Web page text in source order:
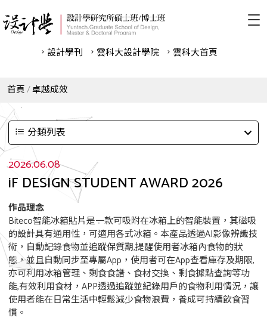
設計學刊 雲科⼤設計學院 雲科⼤首頁
首頁 卓越成效
分類列表
2026.06.08
iF DESIGN STUDENT AWARD 2026
作品理念
Biteco智能冰箱貼片是一款可吸附在冰箱上的智能裝置，其磁吸
的設計具有通用性，可適用各式冰箱。本產品透過AI影像辨識技
術，自動記錄食物並追蹤保質期,提醒使用者冰箱內食物的狀
態，並且自動同步至專屬App，使用者可在App查看庫存及期限,
亦可利用冰箱管理、剩食食譜、食材交換、剩食據點查詢等功
能,有效利用食材，APP透過追蹤並紀錄用戶的食物利用情況，讓
使用者能在日常生活中輕鬆減少食物浪費，養成可持續飲食習
慣。